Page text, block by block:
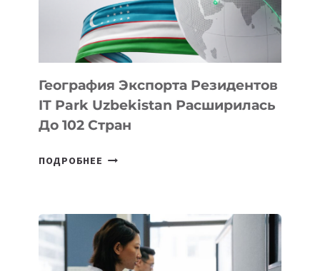
ИСКУССТВЕННОМУ
ИНТЕЛЛЕКТУ
География Экспорта Резидентов
IT Park Uzbekistan Расширилась
До 102 Стран
ПОДРОБНЕЕ ГЕОГРАФИЯ
PARK
UZBEKISTAN
РАСШИРИЛАСЬ